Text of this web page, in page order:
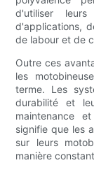
d'utiliser
d'applications,
de labour et de
Outre ces
les
terme. Les
durabilité et
maintenance
signifie que les
sur leurs
manière